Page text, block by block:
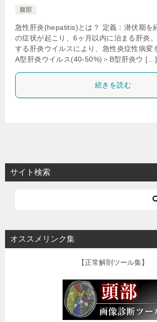
腹部
急性肝炎(hepatitis)とは？ 定義：潜伏期を
の症状が起こり、6ヶ月以内に治まる肝炎
する肝炎ウイルスにより、急性炎症性病変
A型肝炎ウイルス(40-50%)＞B型肝炎ウ […]
続きを読む
サイト検索
オススメリンク集
【正常解剖ツール集】